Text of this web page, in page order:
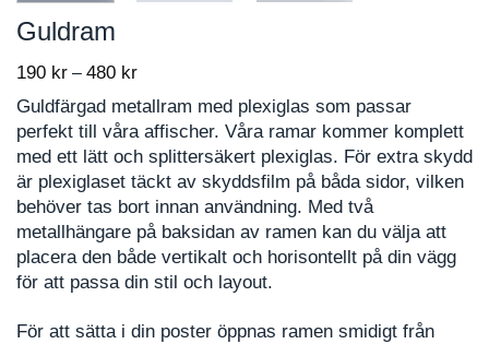
Guldram
190 kr – 480 krPrice
range:
through
480 kr
Guldfärgad metallram med plexiglas som passar
perfekt till våra affischer. Våra ramar kommer komplett
med ett lätt och splittersäkert plexiglas. För extra skydd
är plexiglaset täckt av skyddsfilm på båda sidor, vilken
behöver tas bort innan användning. Med två
metallhängare på baksidan av ramen kan du välja att
placera den både vertikalt och horisontellt på din vägg
för att passa din stil och layout.
För att sätta i din poster öppnas ramen smidigt från